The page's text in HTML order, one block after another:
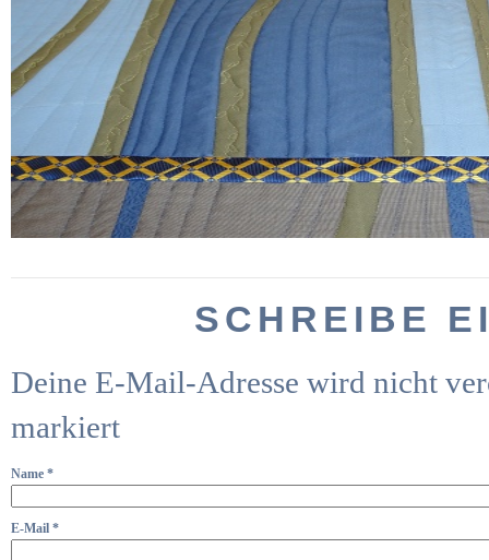
SCHREIBE
Deine E-Mail-Adresse wird nicht
markiert
Name *
E-Mail *